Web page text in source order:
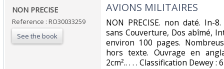
‎NON PRECISE‎
Reference : RO30033259
See the book
‎AVIONS MILITAIRES‎
‎NON PRECISE. non daté. In-
sans Couverture, Dos abîmé,
environ 100 pages.
hors texte. Ouvrage en
2cm².. . . . Classification Dewey :